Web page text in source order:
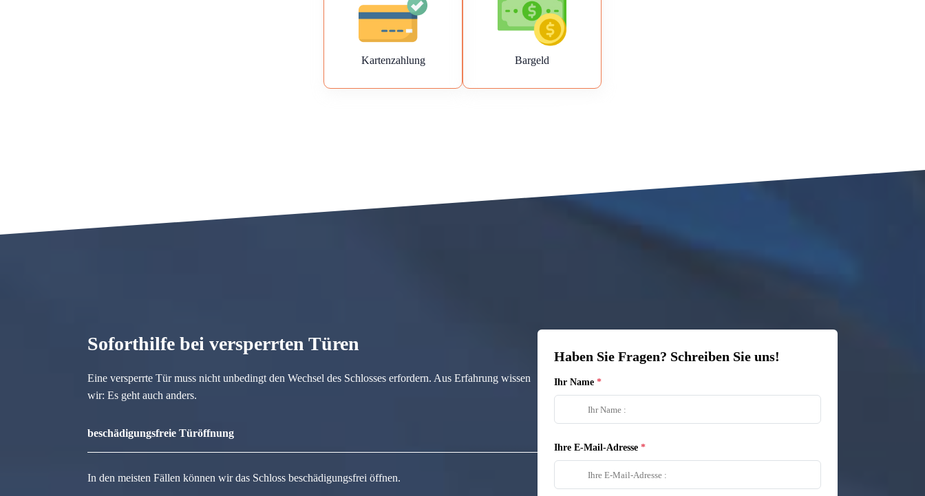
Kartenzahlung Bargeld
Soforthilfe bei versperrten Türen
Eine versperrte Tür muss nicht unbedingt den Wechsel des Schlosses erfordern. Aus Erfahrung wissen
wir: Es geht auch anders.
beschädigungsfreie Türöffnung
In den meisten Fällen können wir das Schloss beschädigungsfrei öffnen.
Haben Sie Fragen? Schreiben Sie uns!
Ihr Name
Ihre E-Mail-Adresse